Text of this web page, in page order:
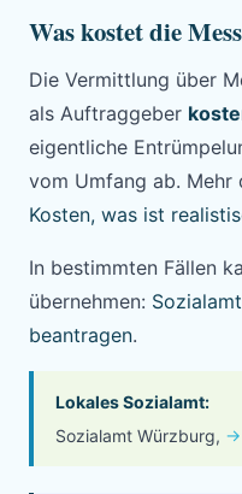
Was kostet die
Die Vermittlung über
als Auftraggeber
eigentliche
vom Umfang ab. Mehr
Kosten, was ist
In bestimmten Fällen
übernehmen:
beantragen.
Lokales Sozialamt:
Sozialamt Würzburg, →